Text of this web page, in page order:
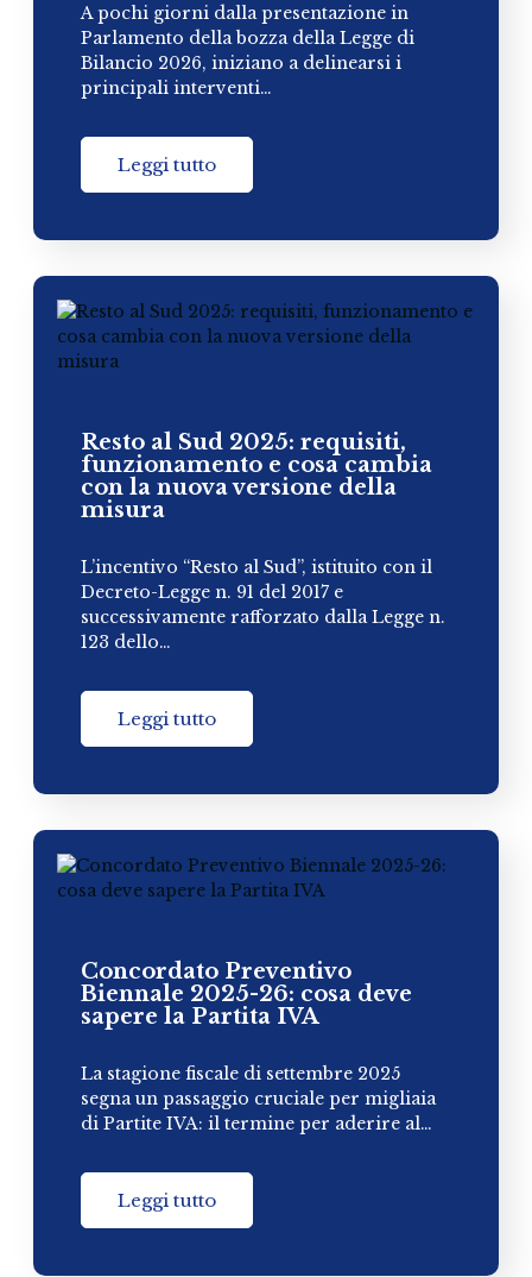
A pochi giorni dalla presentazione in
Parlamento della bozza della Legge di
Bilancio 2026, iniziano a delinearsi i
principali interventi…
Leggi tutto
Resto al Sud 2025: requisiti,
funzionamento e cosa cambia
con la nuova versione della
misura
L’incentivo “Resto al Sud”, istituito con il
Decreto-Legge n. 91 del 2017 e
successivamente rafforzato dalla Legge n.
123 dello…
Leggi tutto
Concordato Preventivo
Biennale 2025-26: cosa deve
sapere la Partita IVA
La stagione fiscale di settembre 2025
segna un passaggio cruciale per migliaia
di Partite IVA: il termine per aderire al…
Leggi tutto